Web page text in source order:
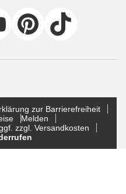
zur Barrierefreiheit
Melden
zzgl. Versandkosten